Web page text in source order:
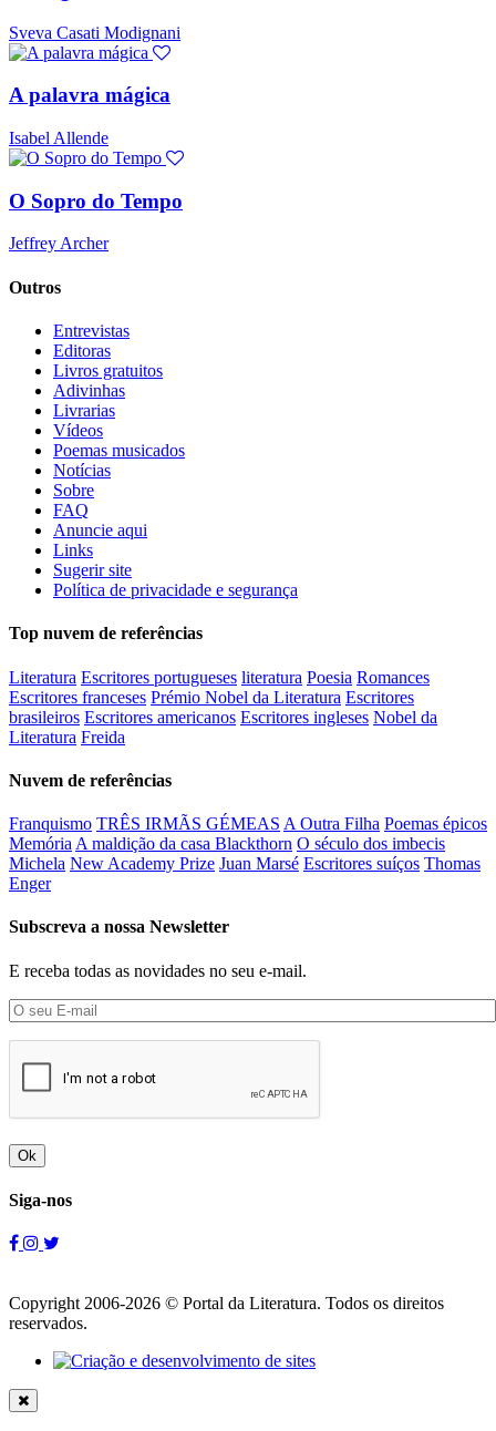
Sveva Casati Modignani
A palavra mágica
Isabel Allende
O Sopro do Tempo
Jeffrey Archer
Outros
Entrevistas
Editoras
Livros gratuitos
Adivinhas
Livrarias
Vídeos
Poemas musicados
Notícias
Sobre
FAQ
Anuncie aqui
Links
Sugerir site
Política de privacidade e segurança
Top nuvem de referências
Literatura Escritores portugueses literatura Poesia Romances
Escritores franceses Prémio Nobel da Literatura Escritores
brasileiros Escritores americanos Escritores ingleses Nobel da
Literatura Freida
Nuvem de referências
Franquismo TRÊS IRMÃS GÉMEAS A Outra Filha Poemas épicos
Memória A maldição da casa Blackthorn O século dos imbecis
Michela New Academy Prize Juan Marsé Escritores suíços Thomas
Enger
Subscreva a nossa Newsletter
E receba todas as novidades no seu e-mail.
Ok
Siga-nos
Copyright 2006-2026 © Portal da Literatura. Todos os direitos
reservados.